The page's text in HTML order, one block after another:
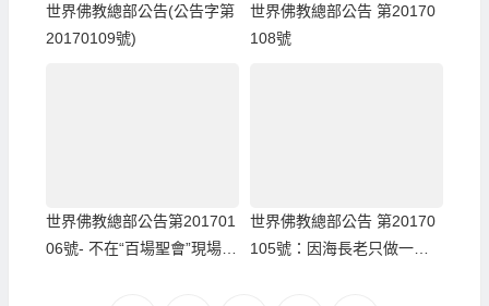
世界佛教總部公告(公告字第
20170109號)
世界佛教總部公告 第20170
108號
世界佛教總部公告第201701
06號- 不在“百場聖會”現場修
世界佛教總部公告 第20170
105號：因海長老只做一件